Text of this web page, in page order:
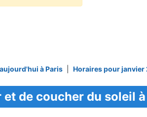
à Paris Horaires pour janvier
et de coucher du soleil